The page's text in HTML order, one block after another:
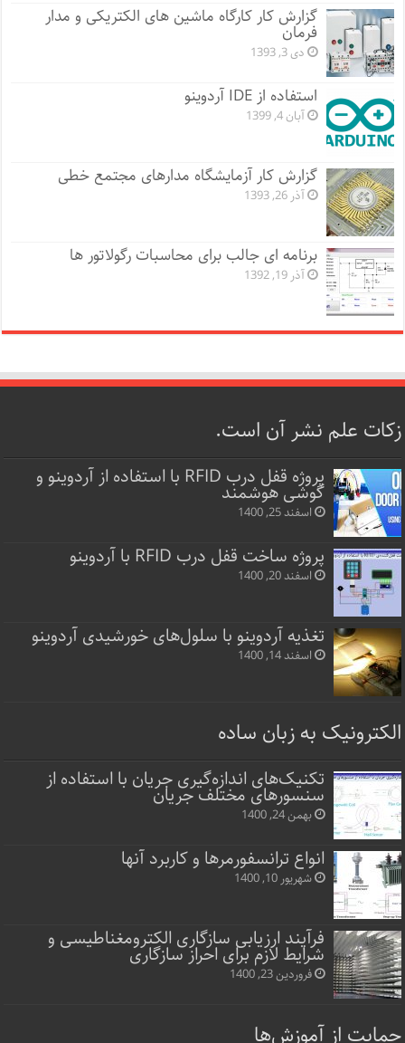
گزارش کار کارگاه ماشین های الکتریکی و مدار
فرمان
دی 3, 1393
استفاده از IDE آردوینو
آبان 4, 1399
گزارش کار آزمایشگاه مدارهای مجتمع خطی
آذر 26, 1393
برنامه ای جالب برای محاسبات رگولاتور ها
آذر 19, 1392
زکات علم نشر آن است.
پروژه قفل‌ درب RFID با استفاده از آردوینو و
گوشی هوشمند
اسفند 25, 1400
پروژه ساخت قفل‌ درب RFID با آردوینو
اسفند 20, 1400
تغذیه آردوینو با سلول‌های خورشیدی آردوینو
اسفند 14, 1400
الکترونیک به زبان ساده
تکنیک‌های اندازه‌گیری جریان با استفاده از
سنسورهای مختلف جریان
بهمن 24, 1400
انواع ترانسفورمرها و کاربرد آنها
شهریور 10, 1400
فرآیند ارزیابی سازگاری الکترومغناطیسی و
شرایط لازم برای احراز سازگاری
فروردین 23, 1400
حمایت از آموزش‌ها